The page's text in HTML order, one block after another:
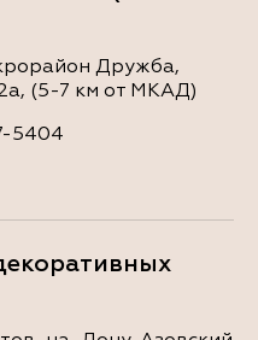
Дружба,
(5-7 км от МКАД)
5404